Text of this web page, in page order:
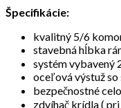
Špecifikácie:
kvalitný 5/6
stavebná hĺbka
systém vybavený
oceľová výstuž
bezpečnostné
zdvíhač krídla (